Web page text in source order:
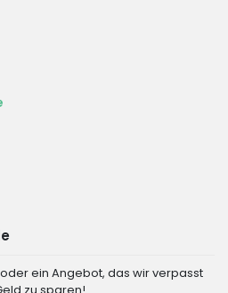
ein Angebot, das wir verpasst